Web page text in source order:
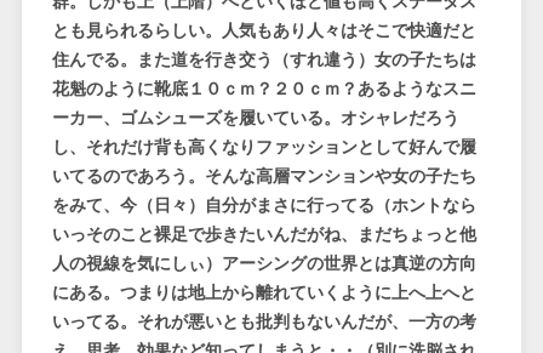
とも見られるらしい。人気もあり人々はそこで快適だと
住んでる。また道を行き交う（すれ違う）女の子たちは
花魁のように靴底１０ｃｍ？２０ｃｍ？あるようなスニ
ーカー、ゴムシューズを履いている。オシャレだろう
し、それだけ背も高くなりファッションとして好んで履
いてるのであろう。そんな高層マンションや女の子たち
をみて、今（日々）自分がまさに行ってる（ホントなら
いっそのこと裸足で歩きたいんだがね、まだちょっと他
人の視線を気にしぃ）アーシングの世界とは真逆の方向
にある。つまりは地上から離れていくように上へ上へと
いってる。それが悪いとも批判もないんだが、一方の考